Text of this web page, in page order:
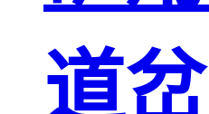
道